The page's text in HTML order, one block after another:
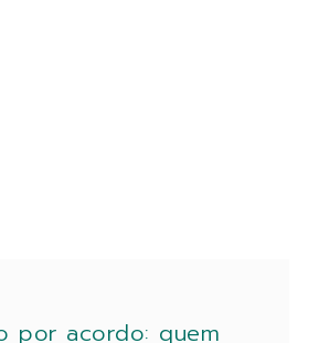
por acordo: quem